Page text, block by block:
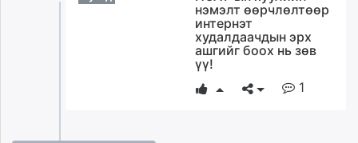
нэмэлт өөрчлөлтөөр
интернэт
худалдаачдын эрх
ашгийг боох нь зөв
үү!
1